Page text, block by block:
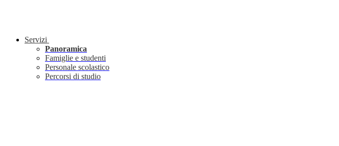
Servizi
Panoramica
Famiglie e studenti
Personale scolastico
Percorsi di studio